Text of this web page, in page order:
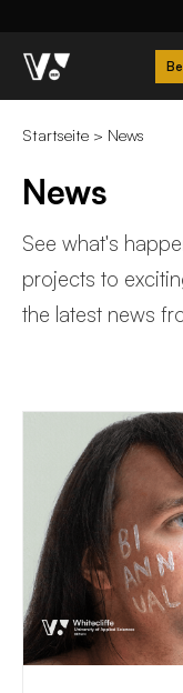
Startseite > News
News
See what's
projects to
the latest news